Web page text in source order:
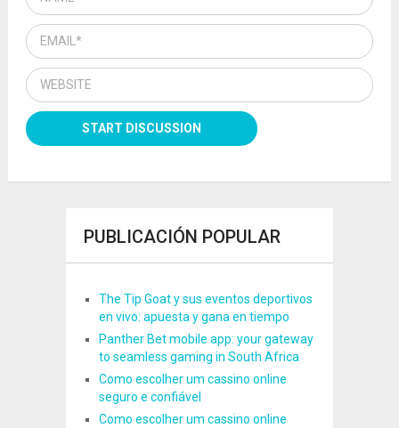
PUBLICACIÓN POPULAR
The Tip Goat y sus eventos deportivos
en vivo: apuesta y gana en tiempo
Panther Bet mobile app: your gateway
to seamless gaming in South Africa
Como escolher um cassino online
seguro e confiável
Como escolher um cassino online